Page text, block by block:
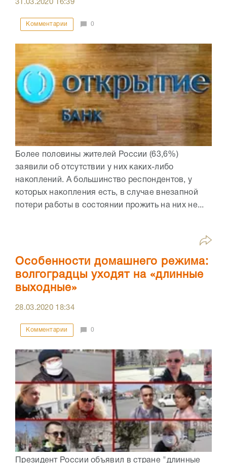
31.03.2020 16:39
Комментарии 0
Более половины жителей России (63,6%)
заявили об отсутствии у них каких-либо
накоплений. А большинство респондентов, у
которых накопления есть, в случае внезапной
потери работы в состоянии прожить на них не...
Особенности домашнего режима:
волгоградцы уходят на «длинные
выходные»
28.03.2020 18:34
Комментарии 0
Президент России объявил в стране "длинные